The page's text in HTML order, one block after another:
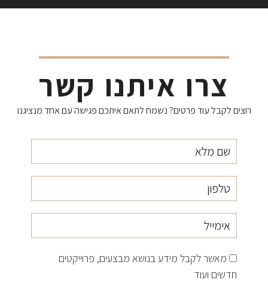
צרו איתנו קשר
רוצים לקבל עוד פרטים? נשמח לתאם איתכם פגישה עם אחד מנציגנו
שם
מלא
טלפון
אימייל
מאשר לקבל מידע בנושא מבצעים, פרוייקטים
חדשים ועוד